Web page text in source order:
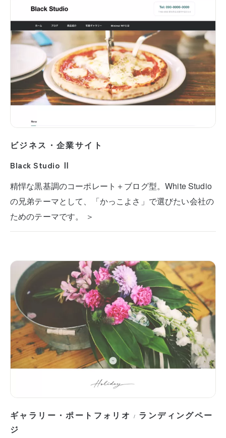
ビジネス・企業サイト
Black Studio Ⅱ
精悍な黒基調のコーポレート＋ブログ型。White Studio
の兄弟テーマとして、「かっこよさ」で選びたい会社の
ためのテーマです。 ＞
ギャラリー・ポートフォリオ / ランディングペー
ジ